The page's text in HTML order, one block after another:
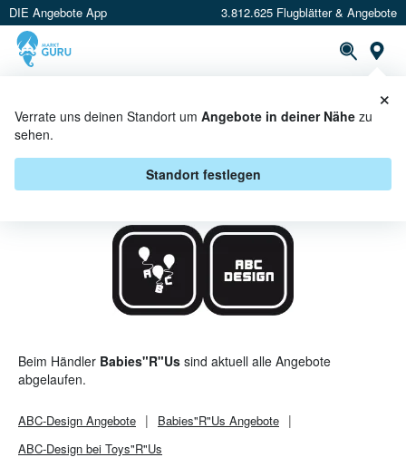
DIE Angebote App 3.812.625 Flugblätter & Angebote
Verrate uns deinen Standort um Angebote in deiner Nähe zu
sehen.
Standort festlegen
×
ABC-DESIGN BEI BABIES"R"US -
ANGEBOTE & AKTIONEN
Beim Händler Babies"R"Us sind aktuell alle Angebote
abgelaufen.
ABC-Design Angebote Babies"R"Us Angebote
ABC-Design bei Toys"R"Us